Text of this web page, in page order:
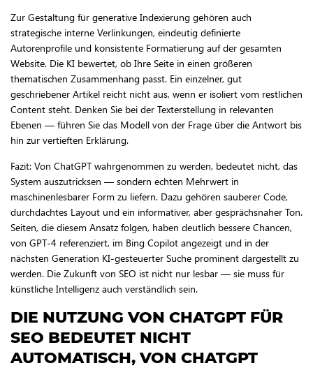
Zur Gestaltung für generative Indexierung gehören auch
strategische interne Verlinkungen, eindeutig definierte
Autorenprofile und konsistente Formatierung auf der gesamten
Website. Die KI bewertet, ob Ihre Seite in einen größeren
thematischen Zusammenhang passt. Ein einzelner, gut
geschriebener Artikel reicht nicht aus, wenn er isoliert vom restlichen
Content steht. Denken Sie bei der Texterstellung in relevanten
Ebenen — führen Sie das Modell von der Frage über die Antwort bis
hin zur vertieften Erklärung.
Fazit: Von ChatGPT wahrgenommen zu werden, bedeutet nicht, das
System auszutricksen — sondern echten Mehrwert in
maschinenlesbarer Form zu liefern. Dazu gehören sauberer Code,
durchdachtes Layout und ein informativer, aber gesprächsnaher Ton.
Seiten, die diesem Ansatz folgen, haben deutlich bessere Chancen,
von GPT-4 referenziert, im Bing Copilot angezeigt und in der
nächsten Generation KI-gesteuerter Suche prominent dargestellt zu
werden. Die Zukunft von SEO ist nicht nur lesbar — sie muss für
künstliche Intelligenz auch verständlich sein.
DIE NUTZUNG VON CHATGPT FÜR
SEO BEDEUTET NICHT
AUTOMATISCH, VON CHATGPT